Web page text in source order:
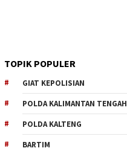
TOPIK POPULER
GIAT KEPOLISIAN
POLDA KALIMANTAN TENGAH
POLDA KALTENG
BARTIM